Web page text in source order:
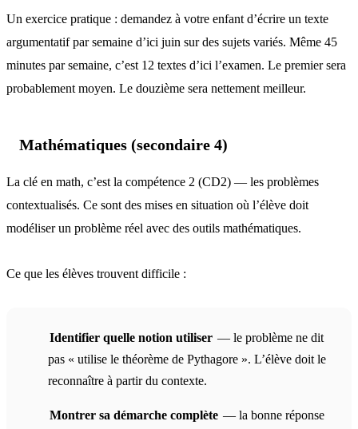
Un exercice pratique : demandez à votre enfant d’écrire un texte
argumentatif par semaine d’ici juin sur des sujets variés. Même 45
minutes par semaine, c’est 12 textes d’ici l’examen. Le premier sera
probablement moyen. Le douzième sera nettement meilleur.
Mathématiques (secondaire 4)
La clé en math, c’est la compétence 2 (CD2) — les problèmes
contextualisés. Ce sont des mises en situation où l’élève doit
modéliser un problème réel avec des outils mathématiques.
Ce que les élèves trouvent difficile :
Identifier quelle notion utiliser — le problème ne dit
pas « utilise le théorème de Pythagore ». L’élève doit le
reconnaître à partir du contexte.
Montrer sa démarche complète — la bonne réponse